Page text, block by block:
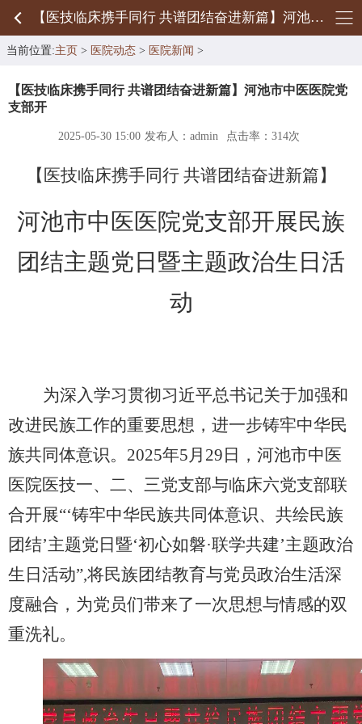
【医技临床携手同行 共谱团结奋进新篇】河池市中医医院党支部开
当前位置:主页 > 医院动态 > 医院新闻 >
【医技临床携手同行 共谱团结奋进新篇】河池市中医医院党
支部开
2025-05-30 15:00 发布人：admin 点击率： 314次
【 医技临床携手同行 共谱团结奋进新篇】
河池市中医医院党支部开展民族
团结主题党日暨主题政治生日活
动
为深入学习贯彻习近平总书记关于加强和
改进民族工作的重要思想，进一步铸牢中华民
族共同体意识。 2025年5月29日，河池市中医
医院医技一、二、三党支部与临床六党支部联
合开展“‘铸牢中华民族共同体意识、共绘民族
团结’主题党日暨‘初心如磐·联学共建’主题政治
生日活动”,将民族团结教育与党员政治生活深
度融合，为党员们带来了一次思想与情感的双
重洗礼。